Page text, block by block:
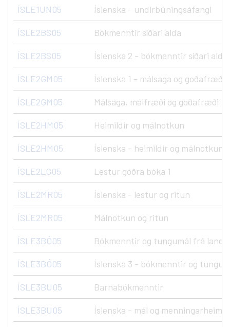
ÍSLE1UN05 Íslenska - undirbúningsáfangi
ÍSLE2BS05 Bókmenntir síðari alda
ÍSLE2BS05 Íslenska 2 - bókmenntir síðari alda.
ÍSLE2GM05 Íslenska 1 - málsaga og goðafræði
ÍSLE2GM05 Málsaga, málfræði og goðafræði
ÍSLE2HM05 Heimildir og málnotkun
ÍSLE2HM05 Íslenska - heimildir og málnotkun
ÍSLE2LG05 Lestur góðra bóka 1
ÍSLE2MR05 Íslenska - lestur og ritun
ÍSLE2MR05 Málnotkun og ritun
ÍSLE3BÓ05 Bókmenntir og tungumál frá
ÍSLE3BÓ05 Íslenska 3 - bókmenntir og
ÍSLE3BU05 Barnabókmenntir
ÍSLE3BU05 Íslenska - mál og